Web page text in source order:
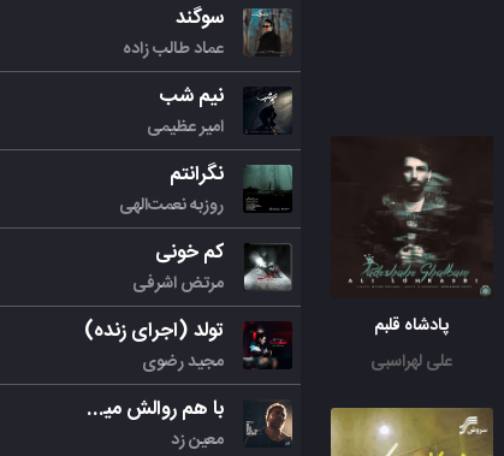
پادشاه قلبم
علی لهراسبی
سوگند
عماد طالب زاده
نیم شب
امیر عظیمی
نگرانتم
روزبه نعمت‌الهی
کم خونی
مرتض اشرفی
تولد (اجرای زنده)
مجید رضوی
با هم روالش میکنیم
معین زد